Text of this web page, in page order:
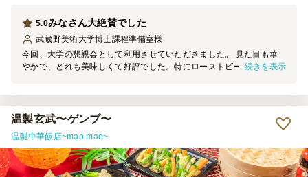
みなさん大絶賛でした
5.0
武蔵野美術大学博士課程準備室様
今回、大学の懇親会として利用させていただきました。 見た目も華
やかで、どれも美味しくて好評でした。特にローストビーフが柔らか
続きを表示
温製玄武〜ゲンブ〜
温製中華飯店~mao mao~